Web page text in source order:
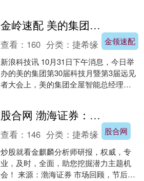
金岭速配 美的集团全屋智能总经理尚喆：美的美居智能用户规模已达行业前三，设备连接数超1259亿
金领速配
查看： 160 分类：捷希缘
新浪科技讯 10月31日下午消息，今日举
办的美的集团第30届科技月暨第3届远见
者大会上，美的集团全屋智能总经理尚
股合网 渤海证券：春节消费温和复苏 市场呈现资金回流
股合网
查看： 146 分类：捷希缘
炒股就看金麒麟分析师研报，权威，专
业，及时，全面，助您挖掘潜力主题机
会！ 来源：渤海证券 市场回顾，节后3